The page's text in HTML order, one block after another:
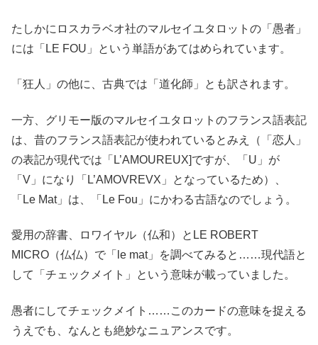
たしかにロスカラベオ社のマルセイユタロットの「愚者」
には「LE FOU」という単語があてはめられています。
「狂人」の他に、古典では「道化師」とも訳されます。
一方、グリモー版のマルセイユタロットのフランス語表記
は、昔のフランス語表記が使われているとみえ（「恋人」
の表記が現代では「L’AMOUREUX]ですが、「U」が
「V」になり「L’AMOVREVX」となっているため）、
「Le Mat」は、「Le Fou」にかわる古語なのでしょう。
愛用の辞書、ロワイヤル（仏和）とLE ROBERT
MICRO（仏仏）で「le mat」を調べてみると……現代語と
して「チェックメイト」という意味が載っていました。
愚者にしてチェックメイト……このカードの意味を捉える
うえでも、なんとも絶妙なニュアンスです。